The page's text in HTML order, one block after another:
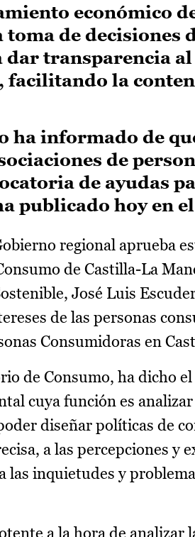
económico
de decisiones
transparencia
facilitando la
ha informado de
de
de ayudas
publicado hoy en
regional aprueba
de Castilla-La
José Luis
de las personas
Consumidoras en
de Consumo, ha dicho
cuya función es
diseñar políticas de
a las percepciones y
las inquietudes y
a la hora de analizar